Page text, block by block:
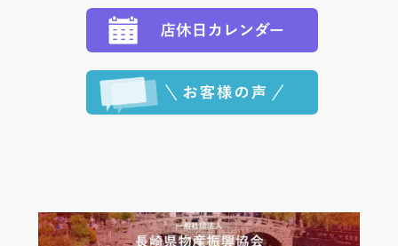
程に合わせてお届けいたします。）